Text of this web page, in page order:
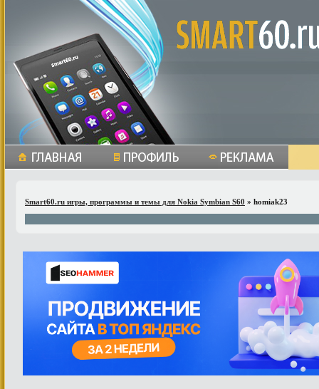
Smart60.ru игры, программы и темы для Nokia Symbian S60 » homiak23